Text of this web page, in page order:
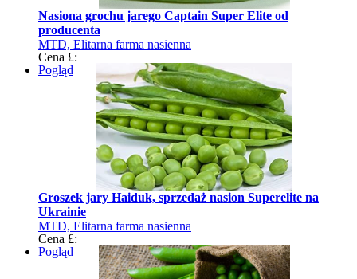
Nasiona grochu jarego Captain Super Elite od
producenta
MTD, Elitarna farma nasienna
Cena £:
Pogląd
Groszek jary Haiduk, sprzedaż nasion Superelite na
Ukrainie
MTD, Elitarna farma nasienna
Cena £:
Pogląd